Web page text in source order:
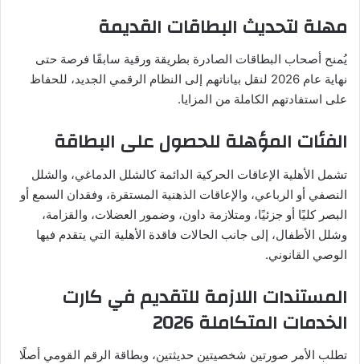
مهلة لتحديث البطاقات القديمة
يُمنح أصحاب البطاقات الصادرة بطريقة ورقية سابقًا فرصة حتى
نهاية عام 2026 لنقل بياناتهم إلى النظام الرقمي الجديد، للحفاظ
على استفادتهم الكاملة من المزايا.
الفئات المؤهلة للحصول على البطاقة
تشمل الأهلية الإعاقات الحركية الدائمة كالشلل الدماغي، والشلل
النصفي أو الرباعي، والإعاقات الذهنية المستقرة، وفقدان السمع أو
البصر كليًا أو جزئيًا، ومتلازمة داون، وضمور العضلات، والقزامة،
وشلل الأطفال، إلى جانب الحالات فاقدة الأهلية التي يتقدم فيها
الوصي القانوني.
المستندات اللازمة للتقديم في كارت
الخدمات المتكاملة 2026
تطلب الأمر صورتين شخصيتين حديثتين، وبطاقة الرقم القومي أصلًا